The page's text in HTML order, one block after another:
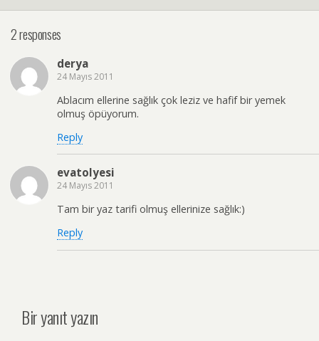
2 responses
derya
24 Mayıs 2011
Ablacım ellerine sağlık çok leziz ve hafif bir yemek
olmuş öpüyorum.
Reply
evatolyesi
24 Mayıs 2011
Tam bir yaz tarifi olmuş ellerinize sağlık:)
Reply
Bir yanıt yazın